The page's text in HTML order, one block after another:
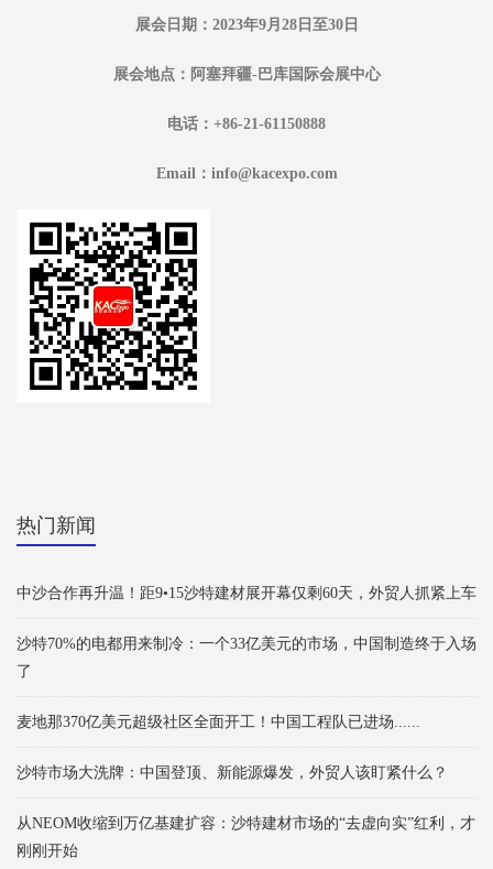
展会日期：2023年9月28日至30日
展会地点：阿塞拜疆-巴库国际会展中心
电话：+86-21-61150888
Email：info@kacexpo.com
热门新闻
中沙合作再升温！距9•15沙特建材展开幕仅剩60天，外贸人抓紧上车
沙特70%的电都用来制冷：一个33亿美元的市场，中国制造终于入场
了
麦地那370亿美元超级社区全面开工！中国工程队已进场......
沙特市场大洗牌：中国登顶、新能源爆发，外贸人该盯紧什么？
从NEOM收缩到万亿基建扩容：沙特建材市场的“去虚向实”红利，才
刚刚开始